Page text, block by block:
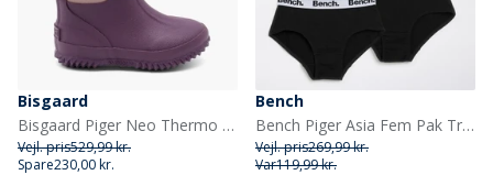
Bisgaard
Bisgaard Piger Neo Thermo Støvler Plum
Vejl. pris529,99 kr.
Spare230,00 kr.
Bench
Bench Piger Asia Fem Pak Trusser Sort
Vejl. pris269,99 kr.
Var119,99 kr.